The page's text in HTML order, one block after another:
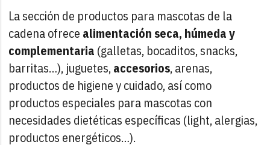
La sección de productos para mascotas de la
cadena ofrece alimentación seca, húmeda y
complementaria (galletas, bocaditos, snacks,
barritas…), juguetes,accesorios, arenas,
productos de higiene y cuidado, así como
productos especiales para mascotas con
necesidades dietéticas específicas (light, alergias,
productos energéticos…).